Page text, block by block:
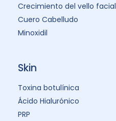
Crecimiento del vello facial
Cuero Cabelludo
Minoxidil
Skin
Toxina botulínica
Ácido Hialurónico
PRP